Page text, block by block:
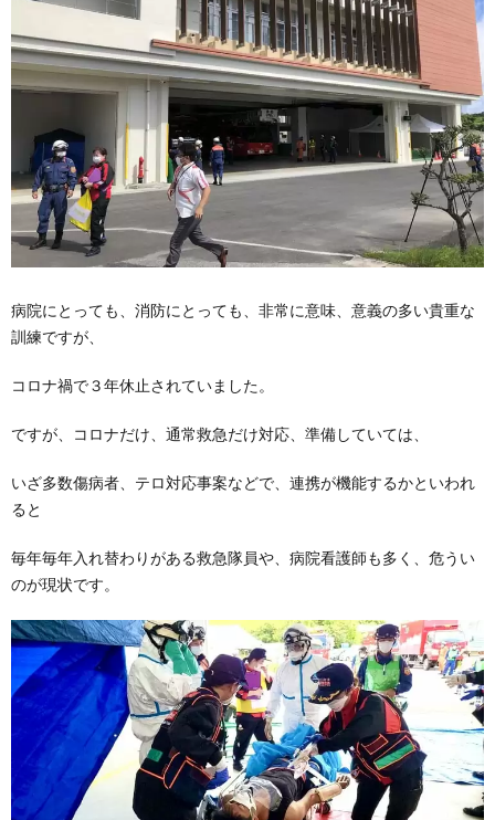
病院にとっても、消防にとっても、非常に意味、意義の多い貴重な
訓練ですが、
コロナ禍で３年休止されていました。
ですが、コロナだけ、通常救急だけ対応、準備していては、
いざ多数傷病者、テロ対応事案などで、連携が機能するかといわれ
ると
毎年毎年入れ替わりがある救急隊員や、病院看護師も多く、危うい
のが現状です。